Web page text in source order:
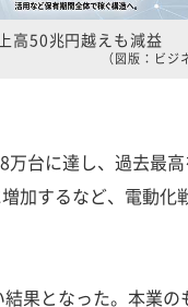
高50兆円越えも減益
（図版：ビジ
台に達し、過去最
加するなど、電動化
果となった。本業の